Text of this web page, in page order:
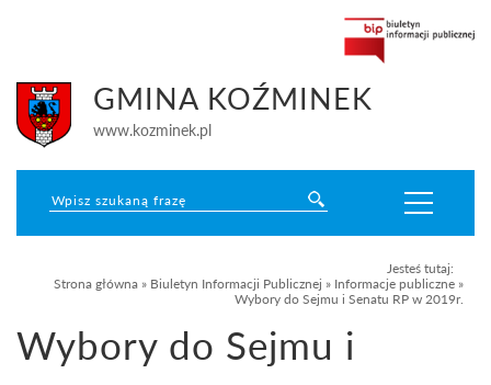
GMINA KOŹMINEK
www.kozminek.pl
Jesteś tutaj:
Strona główna » Biuletyn Informacji Publicznej » Informacje publiczne »
Wybory do Sejmu i Senatu RP w 2019r.
Wybory do Sejmu i